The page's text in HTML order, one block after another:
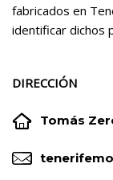
fabricados en
identificar dichos
DIRECCIÓN

 Tomás

